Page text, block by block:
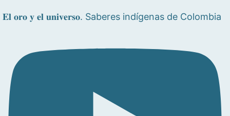
𝐄𝐥 𝐨𝐫𝐨 𝐲 𝐞𝐥 𝐮𝐧𝐢𝐯𝐞𝐫𝐬𝐨. Saberes indígenas de Colombia